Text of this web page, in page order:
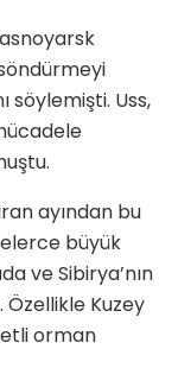
söylemişti. Uss,
ayından bu
büyük
ve Sibirya’nın
Kuzey
orman